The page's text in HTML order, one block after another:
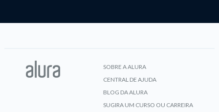
SOBRE A ALURA
CENTRAL DE AJUDA
BLOG DA ALURA
SUGIRA UM CURSO OU CARREIRA